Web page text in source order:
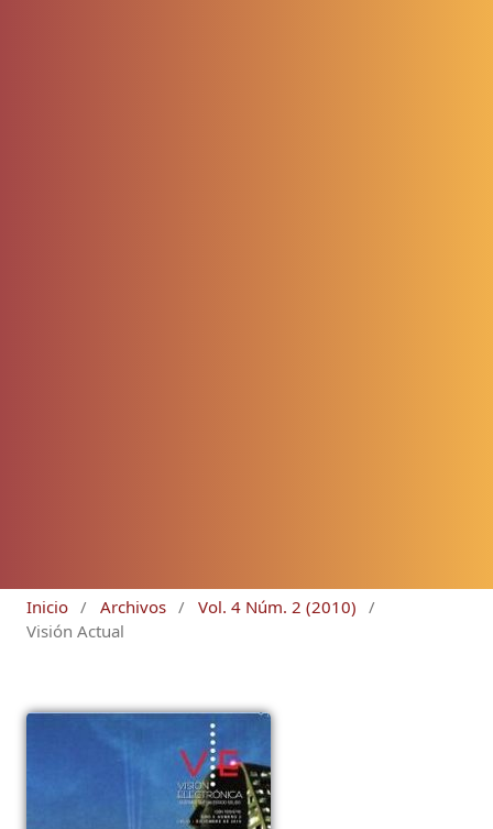
Inicio / Archivos / Vol. 4 Núm. 2 (2010)
/
Visión Actual